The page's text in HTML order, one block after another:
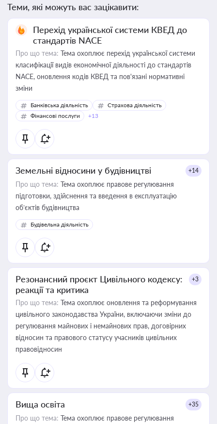
Теми, які можуть вас зацікавити:
Перехід української системи КВЕД до
стандартів NACE
Про що тема: Тема охоплює перехід української системи
класифікації видів економічної діяльності до стандартів
NACE, оновлення кодів КВЕД та пов'язані нормативні
зміни
Банківська діяльність
Страхова діяльність
Фінансові послуги
+13
Земельні відносини у будівництві +14
Про що тема: Тема охоплює правове регулювання
підготовки, здійснення та введення в експлуатацію
об’єктів будівництва
Будівельна діяльність
Резонансний проєкт Цивільного кодексу:
реакції та критика
+3
Про що тема: Тема охоплює оновлення та реформування
цивільного законодавства України, включаючи зміни до
регулювання майнових і немайнових прав, договірних
відносин та правового статусу учасників цивільних
правовідносин
Вища освіта +35
Про що тема: Тема охоплює правове регулювання